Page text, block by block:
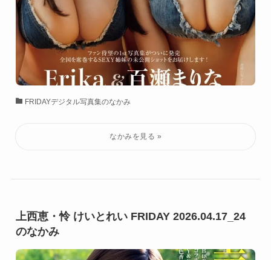
FRIDAYデジタル写真集のなかみ
上西恵・怜 けいとれい FRIDAY 2026.04.17_24
のなかみ